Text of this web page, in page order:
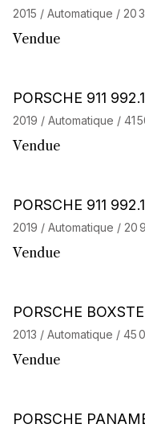
2015 / Automatique / 20
Vendue
Barnes Exclusive
PORSCHE 911
2019 / Automatique / 41
Vendue
Barnes Exclusive
PORSCHE 911
2019 / Automatique / 20
Vendue
PORSCHE
2013 / Automatique / 45
Vendue
Stock CarJager
PORSCHE